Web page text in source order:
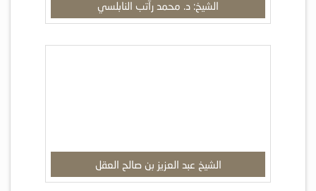
الشيخ: د. محمد رآتب النابلسي
الشيخ عبد العزيز بن صالح العقل